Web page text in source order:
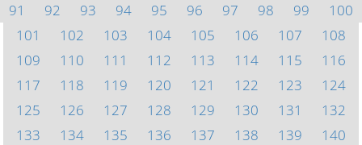
91
92 93 94 95 96 97 98 99
100
101
102 103 104 105 106 107
108
109
110 111 112 113 114 115
116
117
118 119 120 121 122 123
124
125
126 127 128 129 130 131
132
133
134 135 136 137 138 139
140